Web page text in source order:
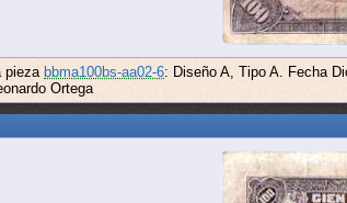
pieza bbma100bs-aa02-6: Diseño A, Tipo A. Fecha
Ortega